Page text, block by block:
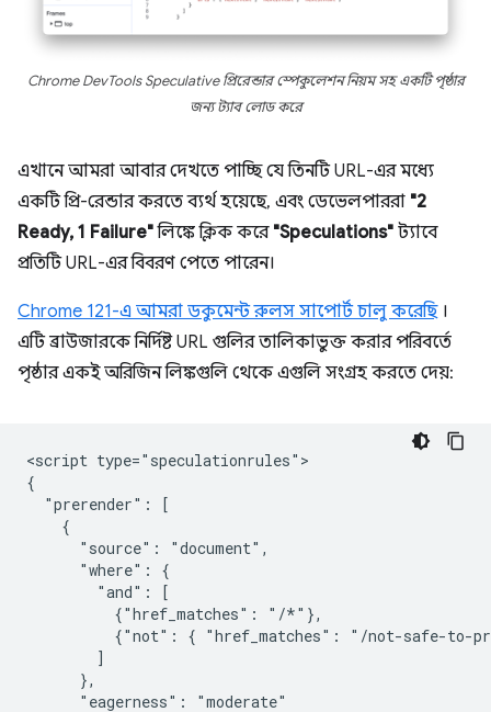
Chrome DevTools Speculative প্রিরেন্ডার স্পেকুলেশন নিয়ম সহ একটি পৃষ্ঠার
জন্য ট্যাব লোড করে
এখানে আমরা আবার দেখতে পাচ্ছি যে তিনটি URL-এর মধ্যে
একটি প্রি-রেন্ডার করতে ব্যর্থ হয়েছে, এবং ডেভেলপাররা "2
Ready, 1 Failure"লিঙ্কে ক্লিক করে "Speculations" ট্যাবে
প্রতিটি URL-এর বিবরণ পেতে পারেন।
Chrome 121-এ আমরা ডকুমেন্ট রুলস সাপোর্ট চালু করেছি।
এটি ব্রাউজারকে নির্দিষ্ট URL গুলির তালিকাভুক্ত করার পরিবর্তে
পৃষ্ঠার একই অরিজিন লিঙ্কগুলি থেকে এগুলি সংগ্রহ করতে দেয়:
<script type="speculationrules">
{
  "prerender": [
    {
      "source": "document",
      "where": {
        "and": [
          {"href_matches": "/*"},
{"not": { "href_matches": "/not-safe-to-
        ]
      },
      "eagerness": "moderate"